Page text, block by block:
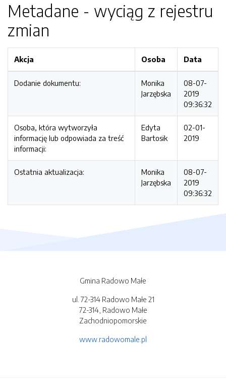
Metadane - wyciąg z rejestru
zmian
Akcja Osoba Data
Dodanie dokumentu:
Monika
Jarzębska
08-07-
2019
09:36:32
Osoba, która wytworzyła
informację lub odpowiada za treść
informacji:
Edyta
Bartosik
02-01-
2019
Ostatnia aktualizacja:
Monika
Jarzębska
08-07-
2019
09:36:32
Gmina Radowo Małe
ul. 72-314 Radowo Małe 21
72-314, Radowo Małe
Zachodniopomorskie
www.radowomale.pl